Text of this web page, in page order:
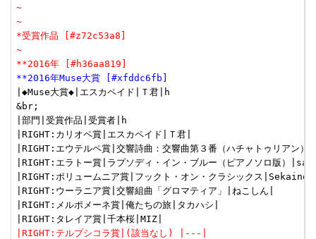
~
~
*受賞作品 [#z72c53a8]
~
**2016年 [#h36aa819]
**2016年Muse大賞 [#xfddc6fb]
|◆Muse大賞◆|エスカペイド|Ｔ君|h
&br;
|部門|受賞作品|受賞者|h
|RIGHT:カリオペ賞|エスカペイド|Ｔ君|
|RIGHT:エウテルペ賞|交響詩曲：交響曲第３番（ハチャトゥリアン
|RIGHT:エラトー賞|ラプソディ・イン・ブルー（ピアノソロ版）
|RIGHT:ポリュームニア賞|フックト・オン・クラシックス
|RIGHT:ウーラニア賞|交響組曲「グロマティア」|ねこしん|
|RIGHT:メルポメーネ賞|俺たちの旅|タカハシ|
|RIGHT:テルプシコラ賞|(該当なし) |---|